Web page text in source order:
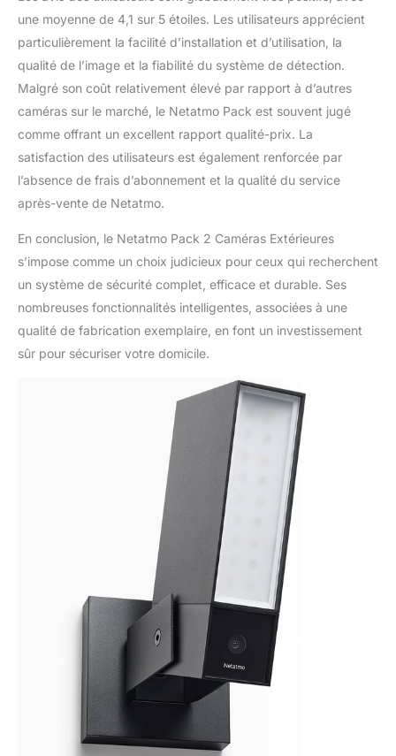
une moyenne de 4,1 sur 5 étoiles. Les utilisateurs apprécient
particulièrement la facilité d’installation et d’utilisation, la
qualité de l’image et la fiabilité du système de détection.
Malgré son coût relativement élevé par rapport à d’autres
caméras sur le marché, le Netatmo Pack est souvent jugé
comme offrant un excellent rapport qualité-prix. La
satisfaction des utilisateurs est également renforcée par
l’absence de frais d’abonnement et la qualité du service
après-vente de Netatmo.
En conclusion, le Netatmo Pack 2 Caméras Extérieures
s’impose comme un choix judicieux pour ceux qui recherchent
un système de sécurité complet, efficace et durable. Ses
nombreuses fonctionnalités intelligentes, associées à une
qualité de fabrication exemplaire, en font un investissement
sûr pour sécuriser votre domicile.